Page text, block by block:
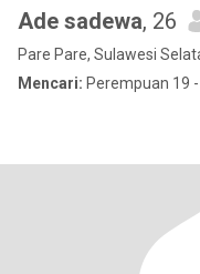
Ade sadewa, 26
Pare Pare, Sulawesi
Mencari: Perempuan 19